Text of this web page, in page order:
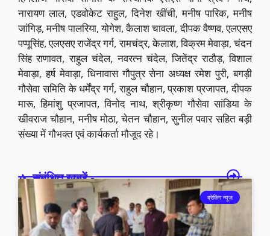
नारायण लाल, एडवोकेट राहुल, दिनेश खींची, मनीष पारिक, मनीष
जांगिड़, मनीष पालरिया, योगेश, कैलाश चावला, दीपक वैष्णव, एलएसए
पप्पूसिंह, एलएसए राजेंद्र गर्ग, रामचंद्र, केलाश, विक्रम मेवाड़ा, चंदन
सिंह राणावत, राहुल चंदेल, नवरत्न चंदेल, जितेंद्र राठौड़, विशाल
मेवाड़ा, हर्ष मेवाड़ा, धिनावास गौपुत्र सेना अध्यक्ष रमेश पुरी, बगड़ी
गौसेवा समिति के धर्मेंद्र गर्ग, राहुल चौहान, प्रकाश प्रजापत, दीपक
मारू, हिमांशु प्रजापत, विनोद नाथ, श्रीकृष्ण गौसेवा सांडिया के
खीवराज चौहान, मनीष मोठा, चेतन चौहान, सुनील पवार सहित बड़ी
संख्या में गौभक्त एवं कार्यकर्ता मौजूद रहे।
संबंधित खबरें -
ब्रेकिंग न्यूज़